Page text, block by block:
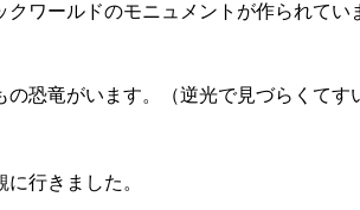
ワールドのモニュメントが作られてい
の恐竜がいます。（逆光で見づらくてす
行きました。